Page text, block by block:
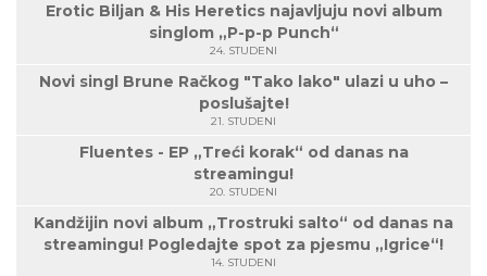
Erotic Biljan & His Heretics najavljuju novi album
singlom „P-p-p Punch“
24. STUDENI
Novi singl Brune Račkog "Tako lako" ulazi u uho –
poslušajte!
21. STUDENI
Fluentes - EP „Treći korak“ od danas na
streamingu!
20. STUDENI
Kandžijin novi album „Trostruki salto“ od danas na
streamingu! Pogledajte spot za pjesmu „Igrice“!
14. STUDENI